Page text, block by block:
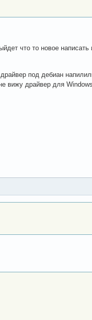
что то новое
под дебиан
вижу драйвер для